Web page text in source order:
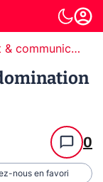
Internet & communication
0
nous en favori